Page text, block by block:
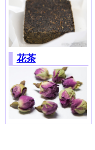
花茶